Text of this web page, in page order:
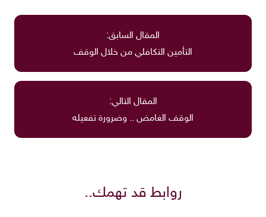
المقال السابق:
التأمين التكافلي من خلال الوقف
المقال التالي:
الوقف الغامض .. وضرورة تفعيله
روابط قد تهمك..